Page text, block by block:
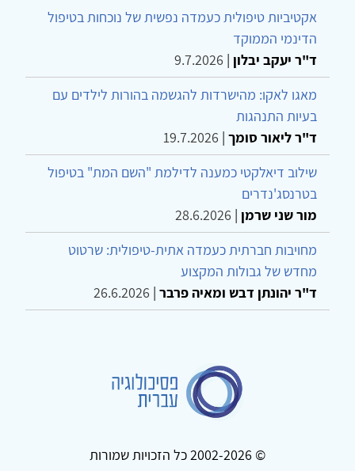
אקטיביות טיפולית כעמדה נפשית של נוכחות בטיפול
הדינמי הממוקד
ד"ר יעקב יבלון |
9.7.2026
מאגו לאקו: מהישרדות להגשמה בהורות לילדים עם
בעיות התנהגות
ד"ר ליאור סומך |
19.7.2026
שילוב דיאלקטי כמענה לדילמת "השם המת" בטיפול
בטרנסג'נדרים
מור שני שרמן |
28.6.2026
מחויבות חברתית כעמדה אתית-טיפולית: שרטוט
מחדש של גבולות המקצוע
ד"ר יהונתן דבש ומאיה פרבר |
26.6.2026
© 2002-2026 כל הזכויות שמורות